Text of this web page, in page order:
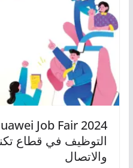
التوظيف في قطاع
والاتصال